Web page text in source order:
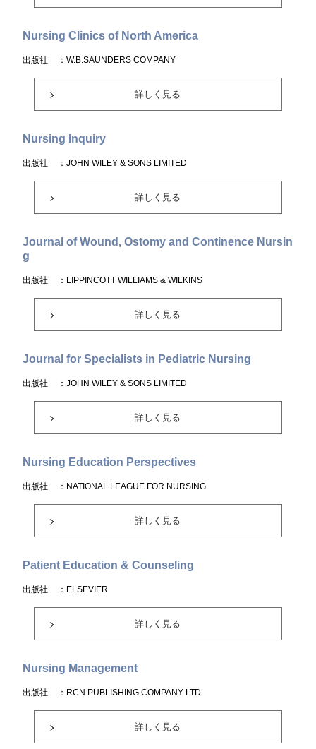
Nursing Clinics of North America
出版社 ：W.B.SAUNDERS COMPANY
詳しく見る
Nursing Inquiry
出版社 ：JOHN WILEY & SONS LIMITED
詳しく見る
Journal of Wound, Ostomy and Continence Nursin
g
出版社 ：LIPPINCOTT WILLIAMS & WILKINS
詳しく見る
Journal for Specialists in Pediatric Nursing
出版社 ：JOHN WILEY & SONS LIMITED
詳しく見る
Nursing Education Perspectives
出版社 ：NATIONAL LEAGUE FOR NURSING
詳しく見る
Patient Education & Counseling
出版社 ：ELSEVIER
詳しく見る
Nursing Management
出版社 ：RCN PUBLISHING COMPANY LTD
詳しく見る